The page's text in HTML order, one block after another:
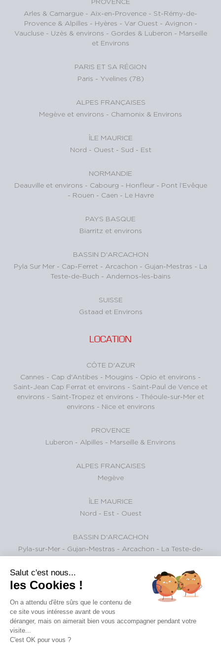
Arles & Camargue - Aix-en-Provence - St-Rémy-de-
Provence & Alpilles - Hyères - Var Ouest - Avignon -
Vaucluse - Uzès & environs - Gordes & Luberon - Marseille
et Environs
PARIS ET SA RÉGION
Paris - Yvelines (78)
ALPES FRANÇAISES
Megève et environs - Chamonix & Environs
ÎLE MAURICE
Nord - Ouest - Sud - Est
NORMANDIE
Deauville et environs - Cabourg - Honfleur - Pont l’Evêque
- Rouen - Caen - Le Havre
PAYS BASQUE
Biarritz et environs
BASSIN D'ARCACHON
Pyla Sur Mer - Cap-Ferret - Arcachon - Gujan-Mestras - La
Teste-de-Buch - Andernos-les-bains
SUISSE
Gstaad et Environs
LOCATION
CÔTE D'AZUR
Cannes - Cap d'Antibes - Mougins - Opio et environs -
Saint-Jean Cap Ferrat et environs - Saint-Paul de Vence et
environs - Saint-Tropez et environs - Théoule-sur-Mer et
environs - Nice et environs
PROVENCE
Luberon - Alpilles - Marseille & Environs
ALPES FRANÇAISES
Megève
ÎLE MAURICE
Nord - Est - Ouest
BASSIN D'ARCACHON
Pyla-sur-Mer - Gujan-Mestras - Arcachon - La Teste-de-
Buch
PARIS ET SA RÉGION
Salut c'est nous...
les Cookies !
On a attendu d'être sûrs que le contenu de
ce site vous intéresse avant de vous
déranger, mais on aimerait bien vous accompagner pendant votre
visite...
C'est OK pour vous ?